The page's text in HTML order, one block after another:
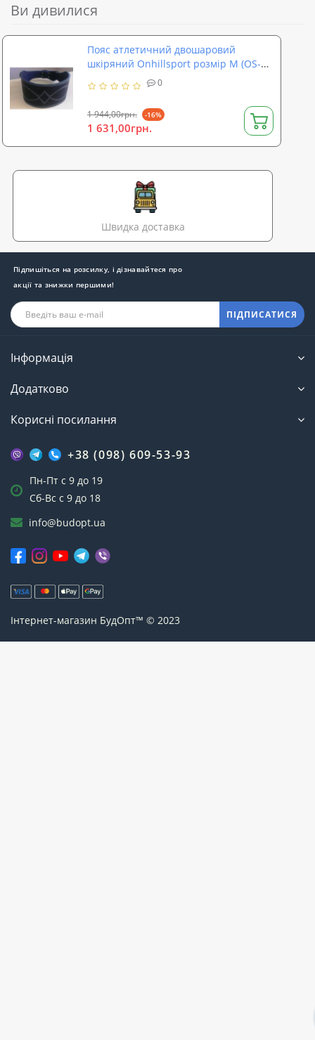
Ви дивилися
Пояс атлетичний двошаровий
шкіряний Onhillsport розмір M (OS-
0
1 944,00грн. -16%
1 631,00грн.
Швидка доставка
Підпишіться на розсилку, і дізнавайтеся про
акції та знижки першими!
ПІДПИСАТИСЯ
Інформація
Додатково
Корисні посилання
+38 (098) 609-53-93
Пн-Пт с 9 до 19
Сб-Вс с 9 до 18
info@budopt.ua
Інтернет-магазин БудОпт™ © 2023